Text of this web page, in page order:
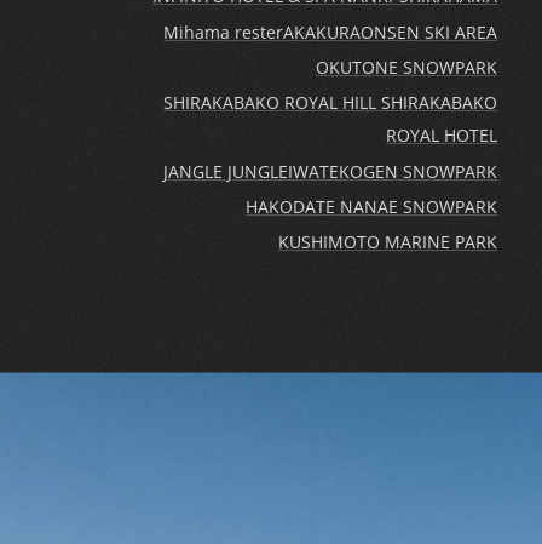
Mihama resterAKAKURAONSEN SKI AREA
OKUTONE SNOWPARK
SHIRAKABAKO ROYAL HILL SHIRAKABAKO
ROYAL HOTEL
JANGLE JUNGLEIWATEKOGEN SNOWPARK
HAKODATE NANAE SNOWPARK
KUSHIMOTO MARINE PARK